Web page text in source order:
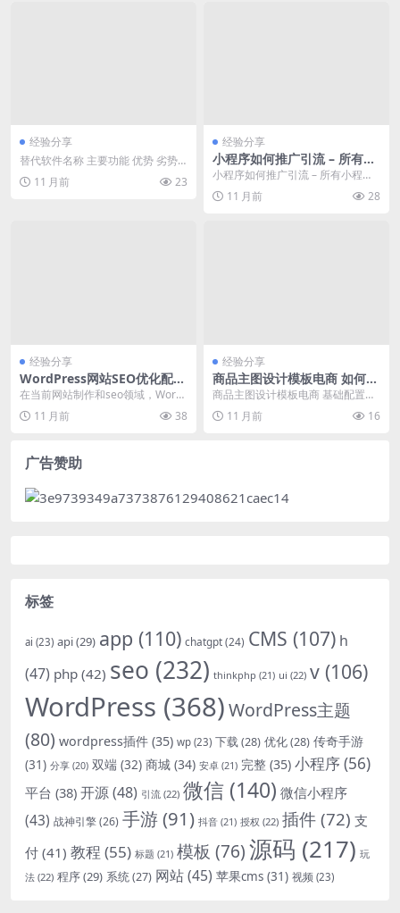
经验分享
替代软件名称 主要功能 优势 劣势
百度地图 导航、定位、地图浏览、
生活服务 覆...
11 月前 23
经验分享
小程序如何推广引流 – 所有小
程序运营者的核心痛点
小程序如何推广引流 – 所有小程序
运营者的核心痛点 小程序推广引流
痛...11 月前 28
经验分享
WordPress网站SEO优化配置
及常见问题排查
在当前网站制作和seo领域，Word
Press作为主流CMS平台，其SEO优
化配...11 月前 38
经验分享
商品主图设计模板电商 如何优
化商品主图设计模板以提升点
击率
商品主图设计模板电商 基础配置与
规范 在电商平台中，商品主图是影
响用户点击率的关...
11 月前 16
广告赞助
标签
ai (23) api(29) app (110) chatgpt(24) CMS (107) h
(47) php (42) seo (232) thinkphp (21) ui (22) v (106)
WordPress (368)WordPress主题
(80) wordpress插件 (35) wp (23) 下载(28) 优化(28) 传奇手游
(31) 分享 (20) 双端 (32) 商城 (34) 安卓 (21) 完整 (35) 小程序(56)
平台 (38) 开源(48) 引流 (22) 微信 (140) 微信小程序
(43) 战神引擎(26) 手游(91) 抖音 (21) 授权 (22) 插件 (72) 支
付 (41) 教程 (55) 标题 (21) 模板 (76)源码 (217) 玩
法 (22) 程序(29) 系统(27) 网站(45) 苹果cms (31) 视频 (23)